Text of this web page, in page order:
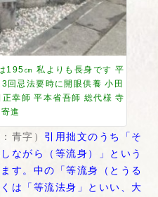
195㎝ 私よりも長身です 平
回忌法要時に開眼供養 小田
幸師 平本省吾師 総代様 寺
進
青字） 引用拙文のうち「そ
ながら（等流身）」という
す。中の「等流身（とうる
は「等流法身」といい、大